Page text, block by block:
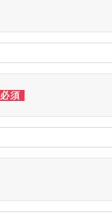
必須